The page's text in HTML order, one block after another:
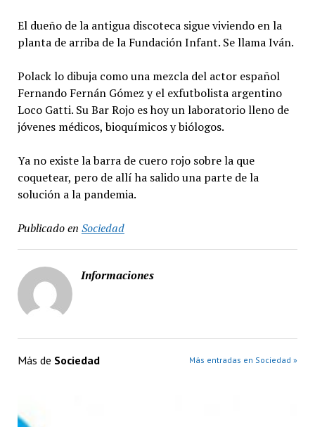
El dueño de la antigua discoteca sigue viviendo en la
planta de arriba de la Fundación Infant. Se llama Iván.
Polack lo dibuja como una mezcla del actor español
Fernando Fernán Gómez y el exfutbolista argentino
Loco Gatti. Su Bar Rojo es hoy un laboratorio lleno de
jóvenes médicos, bioquímicos y biólogos.
Ya no existe la barra de cuero rojo sobre la que
coquetear, pero de allí ha salido una parte de la
solución a la pandemia.
Publicado en Sociedad
Informaciones
Más de Sociedad Más entradas en Sociedad »